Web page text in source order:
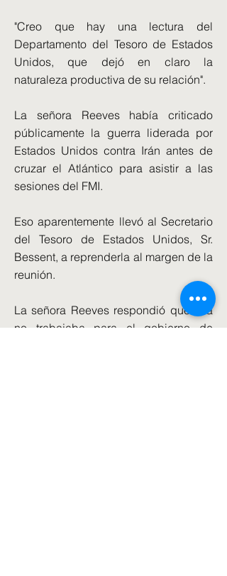
"Creo que hay una lectura del
Departamento del Tesoro de Estados
Unidos, que dejó en claro la
naturaleza productiva de su relación".
La señora Reeves había criticado
públicamente la guerra liderada por
Estados Unidos contra Irán antes de
cruzar el Atlántico para asistir a las
sesiones del FMI.
Eso aparentemente llevó al Secretario
del Tesoro de Estados Unidos, Sr.
Bessent, a reprenderla al margen de la
reunión.
La señora Reeves respondió que ella
no trabajaba para el gobierno de